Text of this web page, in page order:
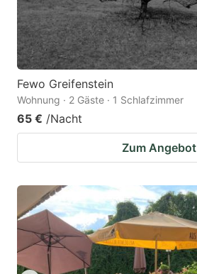
Fewo Greifenstein
Wohnung · 2 Gäste · 1 Schlafzimmer
65 € /Nacht
Zum Angebot